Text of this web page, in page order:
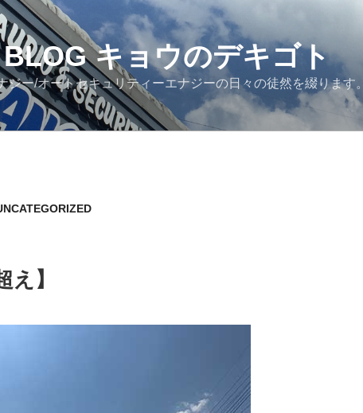
キョウのデキゴト
ジー/オートセキュリティーエナジーの日々の徒然を綴ります。
え】